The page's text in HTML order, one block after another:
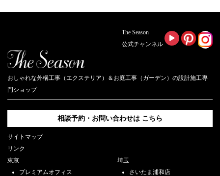
The Season
公式チャンネル
おしゃれな外構工事（エクステリア）＆お庭工事（ガーデン）の設計施工専
門ショップ
相談予約・お問い合わせは こちら
サイトマップ
リンク
東京
プレミアムオフィス
埼玉
さいたま浦和店